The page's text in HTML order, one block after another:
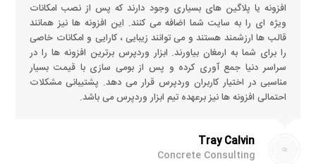
افزونه یا پلاگین های بسیاری وجود دارند که پس از نصب امکانات
ویژه ای را به سایت شما اضافه می کنند. این افزونه ها نیز همانند
قالب ها ارزشمند هستند و می توانند زیبایی ، کارایی و امکانات خاصی
را برای شما به ارمغان بیاورند. ابزار وردپرس برترین افزونه ها را در
سراسر دنیا جمع آوری کرده و پس از بومی سازی با قیمت بسیار
مناسبی در اختیار کاربران وردپرس قرار می دهد. پشتیبانی مشکلات
احتمالی افزونه ها نیز برعهده تیم ابزار وردپرس می باشد.
Tray Calvin
Concrete Consulting